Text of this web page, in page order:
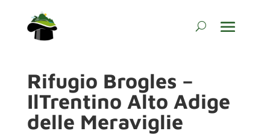
Rifugio Brogles –
IlTrentino Alto Adige
delle Meraviglie